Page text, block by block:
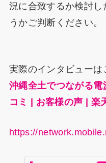
況に合致するか検討
うかご判断ください。
実際のインタビューは
沖縄全土でつながる
コミ | お客様の声 | 楽
https://